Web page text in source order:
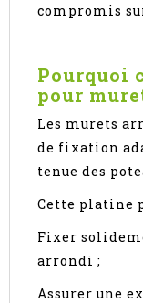
compromis
Pourquoi
pour
Les murets
de fixation
tenue des
Cette platine
Fixer
arrondi ;
Assurer une